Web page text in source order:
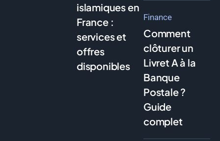
islamiques en
France :
services et
offres
disponibles
Finance
Comment
clôturer un
Livret A à la
Banque
Postale ?
Guide
complet